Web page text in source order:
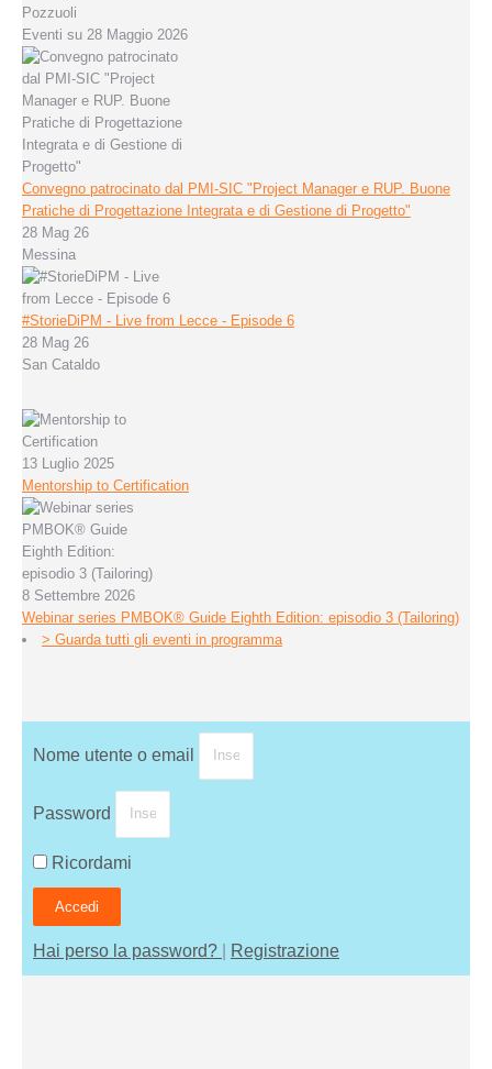
Pozzuoli
Eventi su 28 Maggio 2026
Convegno patrocinato dal PMI-SIC "Project Manager e RUP. Buone
Pratiche di Progettazione Integrata e di Gestione di Progetto"
28 Mag 26
Messina
#StorieDiPM - Live from Lecce - Episode 6
28 Mag 26
San Cataldo
13 Luglio 2025
Mentorship to Certification
8 Settembre 2026
Webinar series PMBOK® Guide Eighth Edition: episodio 3 (Tailoring)
> Guarda tutti gli eventi in programma
Nome utente o email
Password
Ricordami
Accedi
Hai perso la password? Registrazione